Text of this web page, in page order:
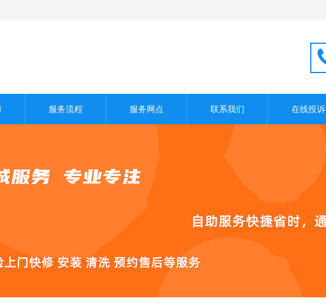
服务流程 服务网点 联系我们 在线投诉